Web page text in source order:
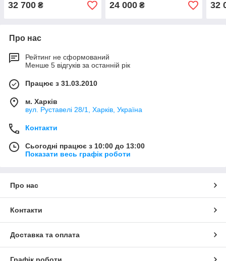
32 700 ₴ 24 000₴ 32
Про нас
Рейтинг не сформований
Менше 5 відгуків за останній рік
Працює з 31.03.2010
м. Харків
вул. Руставелі 28/1, Харків, Україна
Контакти
Сьогодні працює з 10:00 до 13:00
Показати весь графік роботи
Про нас
Контакти
Доставка та оплата